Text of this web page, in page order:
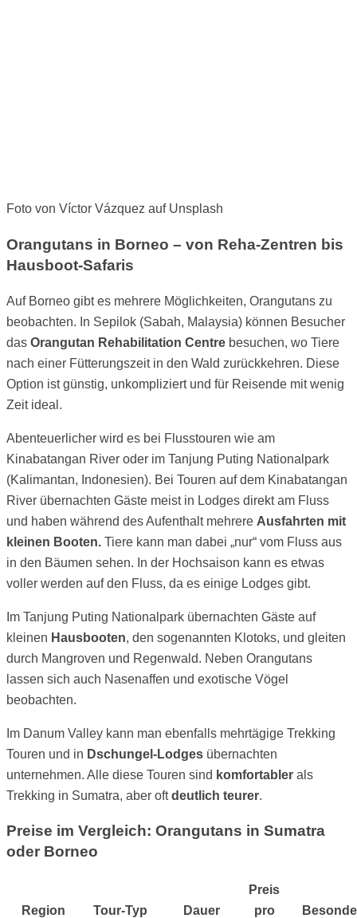
Foto von Víctor Vázquez auf Unsplash
Orangutans in Borneo – von Reha-Zentren bis
Hausboot-Safaris
Auf Borneo gibt es mehrere Möglichkeiten, Orangutans zu
beobachten. In Sepilok (Sabah, Malaysia) können Besucher
das Orangutan Rehabilitation Centre besuchen, wo Tiere
nach einer Fütterungszeit in den Wald zurückkehren. Diese
Option ist günstig, unkompliziert und für Reisende mit wenig
Zeit ideal.
Abenteuerlicher wird es bei Flusstouren wie am
Kinabatangan River oder im Tanjung Puting Nationalpark
(Kalimantan, Indonesien). Bei Touren auf dem Kinabatangan
River übernachten Gäste meist in Lodges direkt am Fluss
und haben während des Aufenthalt mehrere Ausfahrten mit
kleinen Booten. Tiere kann man dabei „nur“ vom Fluss aus
in den Bäumen sehen. In der Hochsaison kann es etwas
voller werden auf den Fluss, da es einige Lodges gibt.
Im Tanjung Puting Nationalpark übernachten Gäste auf
kleinen Hausbooten, den sogenannten Klotoks, und gleiten
durch Mangroven und Regenwald. Neben Orangutans
lassen sich auch Nasenaffen und exotische Vögel
beobachten.
Im Danum Valley kann man ebenfalls mehrtägige Trekking
Touren und in Dschungel-Lodges übernachten
unternehmen. Alle diese Touren sind komfortabler als
Trekking in Sumatra, aber oftdeutlich teurer.
Preise im Vergleich: Orangutans in Sumatra
oder Borneo
Region Tour-Typ Dauer
Preis
pro